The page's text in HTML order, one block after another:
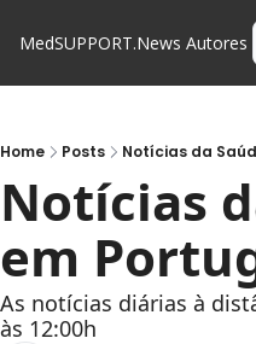
MedSUPPORT.News Autores
Home Posts Notícias da
Notícias
em
As notícias diárias à
às 12:00h